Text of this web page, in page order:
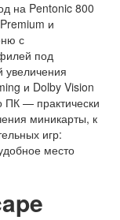
на Pentonic 800
и
с
под
увеличения
и Dolby Vision
ПК — практически
миникарты, к
игр:
место